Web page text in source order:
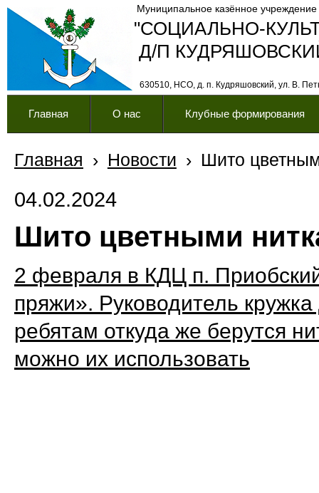
"СОЦИАЛЬНО-
630510, НСО, д. п. Кудряшовский, ул. В.
Муниципальное казённое учреждение
Д/П
Главная О нас Клубные формирования
Главная › Новости › Шито
04.02.2024
Шито цветными
2 февраля в КДЦ п.
пряжи». Руководитель
ребятам откуда же берутся
можно их использовать